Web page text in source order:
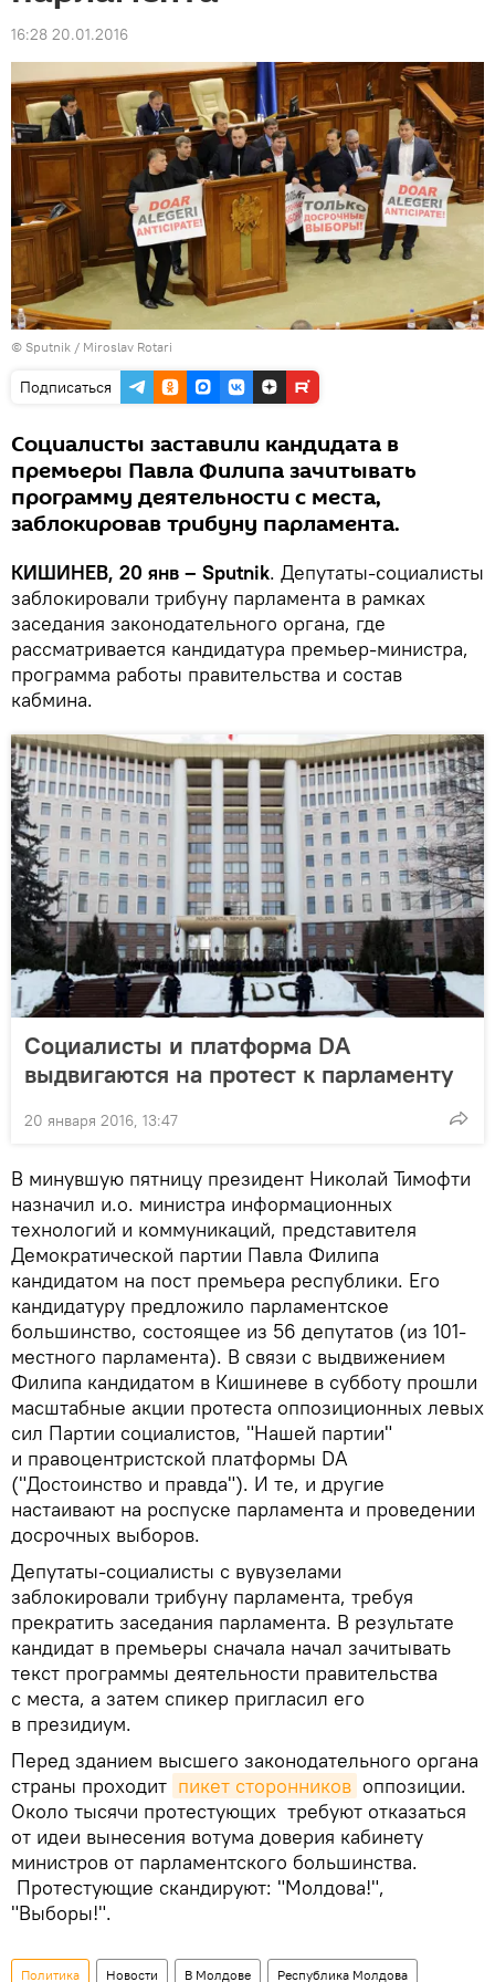
16:28 20.01.2016
© Sputnik / Miroslav Rotari
Подписаться
Социалисты заставили кандидата в
премьеры Павла Филипа зачитывать
программу деятельности с места,
заблокировав трибуну парламента.
КИШИНЕВ, 20 янв – Sputnik. Депутаты-социалисты
заблокировали трибуну парламента в рамках
заседания законодательного органа, где
рассматривается кандидатура премьер-министра,
программа работы правительства и состав
кабмина.
Социалисты и платформа DA
выдвигаются на протест к парламенту
20 января 2016, 13:47
В минувшую пятницу президент Николай Тимофти
назначил и.о. министра информационных
технологий и коммуникаций, представителя
Демократической партии Павла Филипа
кандидатом на пост премьера республики. Его
кандидатуру предложило парламентское
большинство, состоящее из 56 депутатов (из 101-
местного парламента). В связи с выдвижением
Филипа кандидатом в Кишиневе в субботу прошли
масштабные акции протеста оппозиционных левых
сил Партии социалистов, "Нашей партии"
и правоцентристской платформы DA
("Достоинство и правда"). И те, и другие
настаивают на роспуске парламента и проведении
досрочных выборов.
Депутаты-социалисты с вувузелами
заблокировали трибуну парламента, требуя
прекратить заседания парламента. В результате
кандидат в премьеры сначала начал зачитывать
текст программы деятельности правительства
с места, а затем спикер пригласил его
в президиум.
Перед зданием высшего законодательного органа
страны проходит пикет сторонников оппозиции.
Около тысячи протестующих требуют отказаться
от идеи вынесения вотума доверия кабинету
министров от парламентского большинства.
Протестующие скандируют: "Молдова!",
"Выборы!".
Политика Новости В Молдове Республика Молдова